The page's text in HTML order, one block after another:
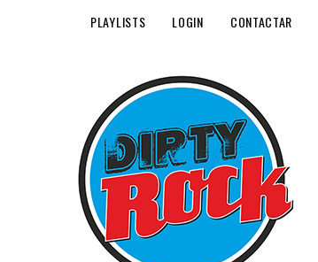
PLAYLISTS LOGIN CONTACTAR